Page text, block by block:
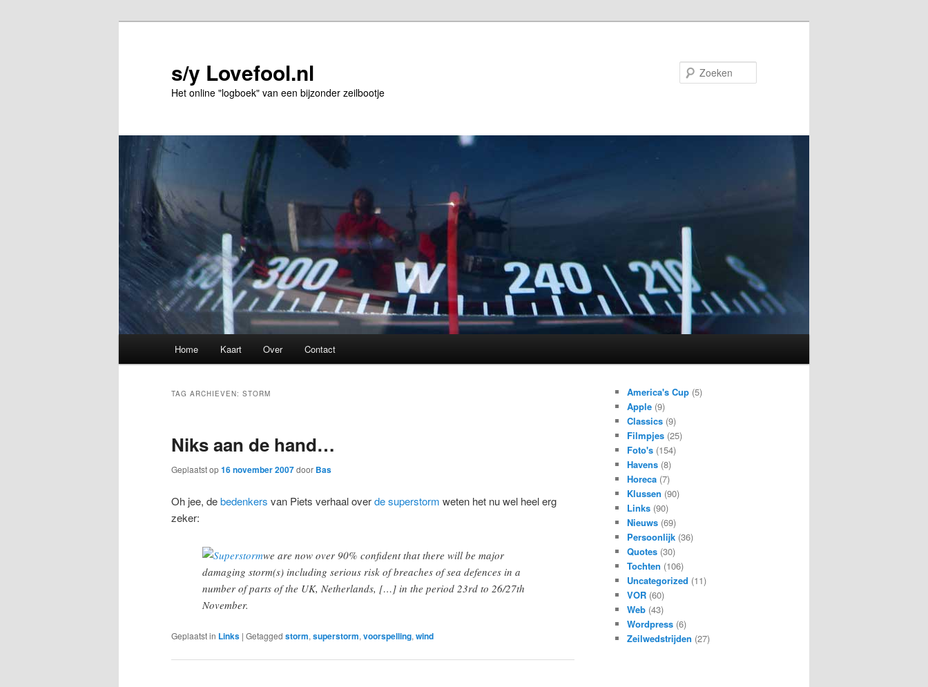
s/y Lovefool.nl
Het online "logboek" van een bijzonder zeilbootje
Home Kaart Over Contact
TAG ARCHIEVEN: STORM
Niks aan de hand…
Geplaatst op16 november 2007door Bas
Oh jee, debedenkers van Piets verhaal overde superstorm weten het nu wel heel erg
zeker:
we are now over 90% confident that there will be major
damaging storm(s) including serious risk of breaches of sea defences in a
number of parts of the UK, Netherlands, […] in the period 23rd to 26/27th
November.
Geplaatst in Links | Getagged storm, superstorm, voorspelling, wind
America's Cup (5)
Apple (9)
Classics (9)
Filmpjes (25)
Foto's (154)
Havens (8)
Horeca (7)
Klussen (90)
Links (90)
Nieuws (69)
Persoonlijk (36)
Quotes (30)
Tochten (106)
Uncategorized (11)
VOR (60)
Web (43)
Wordpress (6)
Zeilwedstrijden (27)